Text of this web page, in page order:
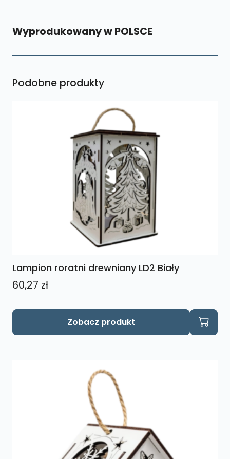
Wyprodukowany w POLSCE
Podobne produkty
Lampion roratni drewniany LD2 Biały
60,27 zł
Zobacz produkt